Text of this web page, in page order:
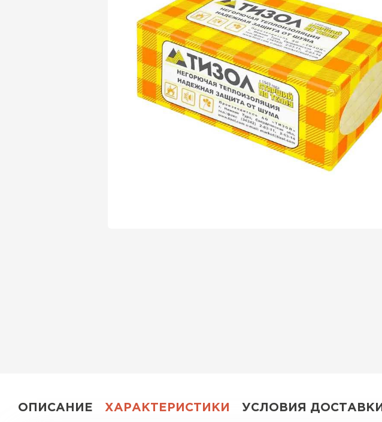
ОПИСАНИЕ ХАРАКТЕРИСТИКИ УСЛОВИЯ ДОСТАВКИ
Утеплитель Белтеп
ПЕРЕЙТИ
Утеплитель Изотек